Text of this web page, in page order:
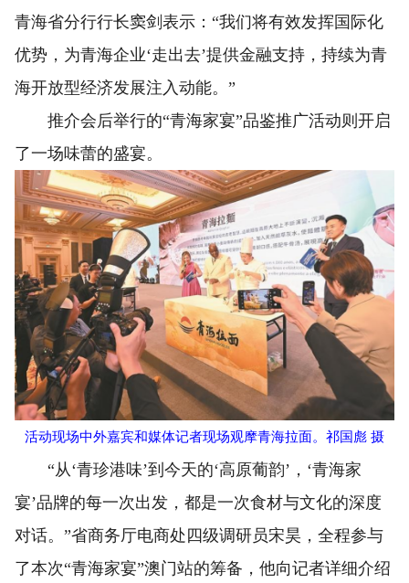
青海省分行行长窦剑表示：“我们将有效发挥国际化
优势，为青海企业‘走出去’提供金融支持，持续为青
海开放型经济发展注入动能。”
推介会后举行的“青海家宴”品鉴推广活动则开启
了一场味蕾的盛宴。
活动现场中外嘉宾和媒体记者现场观摩青海拉面。祁国彪 摄
“从‘青珍港味’到今天的‘高原葡韵’，‘青海家
宴’品牌的每一次出发，都是一次食材与文化的深度
对话。”省商务厅电商处四级调研员宋昊，全程参与
了本次“青海家宴”澳门站的筹备，他向记者详细介绍